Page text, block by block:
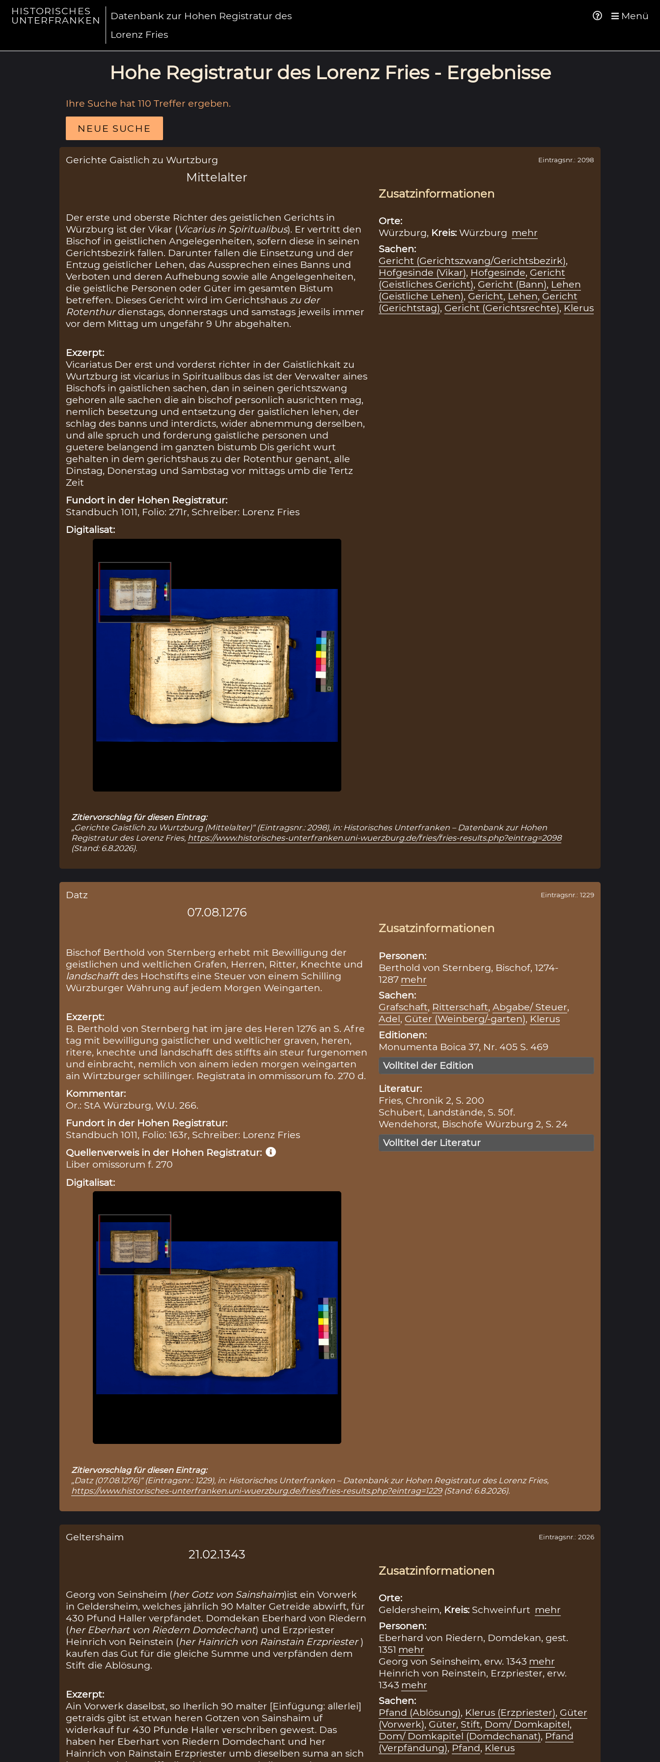
HISTORISCHES
UNTERFRANKEN
Datenbank zur Hohen Registratur des
Lorenz Fries
Menü
Hohe Registratur des Lorenz Fries - Ergebnisse
Ihre Suche hat 110 Treffer ergeben.
NEUE SUCHE
Gerichte Gaistlich zu Wurtzburg
Mittelalter
Der erste und oberste Richter des geistlichen Gerichts in
Würzburg ist der Vikar (Vicarius in Spiritualibus). Er vertritt den
Bischof in geistlichen Angelegenheiten, sofern diese in seinen
Gerichtsbezirk fallen. Darunter fallen die Einsetzung und der
Entzug geistlicher Lehen, das Aussprechen eines Banns und
Verboten und deren Aufhebung sowie alle Angelegenheiten,
die geistliche Personen oder Güter im gesamten Bistum
betreffen. Dieses Gericht wird im Gerichtshaus zu der
Rotenthurdienstags, donnerstags und samstags jeweils immer
vor dem Mittag um ungefähr 9 Uhr abgehalten.
Exzerpt:
Vicariatus Der erst und vorderst richter in der Gaistlichkait zu
Wurtzburg ist vicarius in Spiritualibus das ist der Verwalter aines
Bischofs in gaistlichen sachen, dan in seinen gerichtszwang
gehoren alle sachen die ain bischof personlich ausrichten mag,
nemlich besetzung und entsetzung der gaistlichen lehen, der
schlag des banns und interdicts, wider abnemmung derselben,
und alle spruch und forderung gaistliche personen und
guetere belangend im ganzten bistumb Dis gericht wurt
gehalten in dem gerichtshaus zu der Rotenthur genant, alle
Dinstag, Donerstag und Sambstag vor mittags umb die Tertz
Zeit
Fundort in der Hohen Registratur:
Standbuch 1011, Folio: 271r, Schreiber: Lorenz Fries
Digitalisat:
Eintragsnr.: 2098
Zusatzinformationen
Orte:
Würzburg, Kreis: Würzburg mehr
Sachen:
Gericht (Gerichtszwang/Gerichtsbezirk),
Hofgesinde (Vikar), Hofgesinde, Gericht
(Geistliches Gericht), Gericht (Bann), Lehen
(Geistliche Lehen), Gericht, Lehen, Gericht
(Gerichtstag), Gericht (Gerichtsrechte), Klerus
Zitiervorschlag für diesen Eintrag:
„Gerichte Gaistlich zu Wurtzburg (Mittelalter)“ (Eintragsnr.: 2098), in: Historisches Unterfranken – Datenbank zur Hohen
Registratur des Lorenz Fries, https://www.historisches-unterfranken.uni-wuerzburg.de/fries/fries-results.php?eintrag=2098
(Stand: 6.8.2026).
Datz
07.08.1276
Bischof Berthold von Sternberg erhebt mit Bewilligung der
geistlichen und weltlichen Grafen, Herren, Ritter, Knechte und
landschafftdes Hochstifts eine Steuer von einem Schilling
Würzburger Währung auf jedem Morgen Weingarten.
Exzerpt:
B. Berthold von Sternberg hat im jare des Heren 1276 an S. Afre
tag mit bewilligung gaistlicher und weltlicher graven, heren,
ritere, knechte und landschafft des stiffts ain steur furgenomen
und einbracht, nemlich von ainem ieden morgen weingarten
ain Wirtzburger schillinger. Registrata in ommissorum fo. 270 d.
Kommentar:
Or.: StA Würzburg, W.U. 266.
Fundort in der Hohen Registratur:
Standbuch 1011, Folio: 163r, Schreiber: Lorenz Fries
Quellenverweis in der Hohen Registratur:
Liber omissorum f. 270
Digitalisat:
Eintragsnr.: 1229
Zusatzinformationen
Personen:
Berthold von Sternberg, Bischof, 1274-
1287 mehr
Sachen:
Grafschaft, Ritterschaft, Abgabe/ Steuer,
Adel, Güter (Weinberg/-garten), Klerus
Editionen:
Monumenta Boica 37, Nr. 405 S. 469
Volltitel der Edition
Literatur:
Fries, Chronik 2, S. 200
Schubert, Landstände, S. 50f.
Wendehorst, Bischöfe Würzburg 2, S. 24
Volltitel der Literatur
Zitiervorschlag für diesen Eintrag:
„Datz (07.08.1276)“ (Eintragsnr.: 1229), in: Historisches Unterfranken – Datenbank zur Hohen Registratur des Lorenz Fries,
https://www.historisches-unterfranken.uni-wuerzburg.de/fries/fries-results.php?eintrag=1229(Stand: 6.8.2026).
Geltershaim
21.02.1343
Georg von Seinsheim (her Gotz von Sainshaim)ist ein Vorwerk
in Geldersheim, welches jährlich 90 Malter Getreide abwirft, für
430 Pfund Haller verpfändet. Domdekan Eberhard von Riedern
(her Eberhart von Riedern Domdechant) und Erzpriester
Heinrich von Reinstein (her Hainrich von Rainstain Erzpriester)
kaufen das Gut für die gleiche Summe und verpfänden dem
Stift die Ablösung.
Exzerpt:
Ain Vorwerk daselbst, so Iherlich 90 malter [Einfügung: allerlei]
getraids gibt ist etwan heren Gotzen von Sainshaim uf
widerkauf fur 430 Pfunde Haller verschriben gewest. Das
haben her Eberhart von Riedern Domdechant und her
Hainrich von Rainstain Erzpriester umb dieselben suma an sich
Eintragsnr.: 2026
Zusatzinformationen
Orte:
Geldersheim, Kreis: Schweinfurt mehr
Personen:
Eberhard von Riedern, Domdekan, gest.
1351 mehr
Georg von Seinsheim, erw. 1343 mehr
Heinrich von Reinstein, Erzpriester, erw.
1343 mehr
Sachen:
Pfand (Ablösung), Klerus (Erzpriester), Güter
(Vorwerk), Güter, Stift, Dom/ Domkapitel,
Dom/ Domkapitel (Domdechanat), Pfand
(Verpfändung), Pfand, Klerus